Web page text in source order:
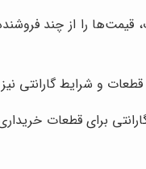
قیمت‌ها را از چند
و شرایط گارانتی
برای قطعات